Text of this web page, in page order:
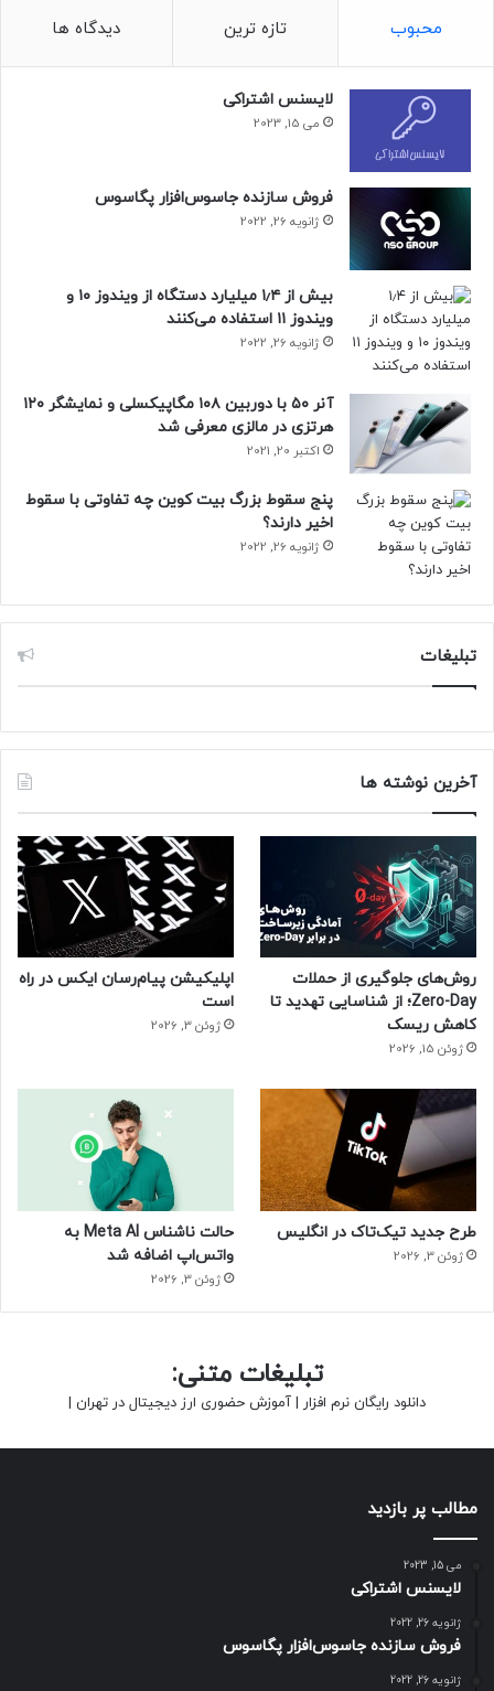
محبوب تازه ترین دیدگاه ها
لایسنس اشتراکی
می 15, 2023
فروش سازنده جاسوس‌افزار پگاسوس
ژانویه 26, 2022
بیش از ۱٫۴ میلیارد دستگاه از ویندوز ۱۰ و
ویندوز ۱۱ استفاده می‌کنند
ژانویه 26, 2022
آنر ۵۰ با دوربین ۱۰۸ مگاپیکسلی و نمایشگر ۱۲۰
هرتزی در مالزی معرفی شد
اکتبر 20, 2021
پنج سقوط بزرگ بیت کوین چه تفاوتی با سقوط
اخیر دارند؟
ژانویه 26, 2022
تبلیغات
آخرین نوشته ها
روش‌های جلوگیری از حملات
Zero-Day؛ از شناسایی تهدید تا
کاهش ریسک
ژوئن 15, 2026
اپلیکیشن پیام‌رسان ایکس در راه
است
ژوئن 3, 2026
طرح جدید تیک‌تاک در انگلیس
ژوئن 3, 2026
حالت ناشناس Meta AI به
واتس‌اپ اضافه شد
ژوئن 3, 2026
تبلیغات متنی:
دانلود رایگان نرم افزار | آموزش حضوری ارز دیجیتال در تهران |
مطالب پر بازدید
می 15, 2023
لایسنس اشتراکی
ژانویه 26, 2022
فروش سازنده جاسوس‌افزار پگاسوس
ژانویه 26, 2022